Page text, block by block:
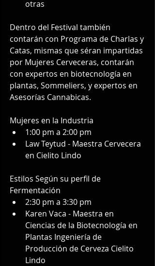
otras
Dentro del Festival también
contarán con Programa de Charlas y
Catas, mismas que séran impartidas
por Mujeres Cerveceras, contarán
con expertos en biotecnología en
plantas, Sommeliers, y expertos en
Asesorías Cannabicas.
Mujeres en la Industria
1:00 pm a 2:00 pm
Law Teytud - Maestra Cervecera
en Cielito Lindo
Estilos Según su perfil de
Fermentación
2:30 pm a 3:30 pm
Karen Vaca - Maestra en
Ciencias de la Biotecnología en
Plantas Ingeniería de
Producción de Cerveza Cielito
Lindo